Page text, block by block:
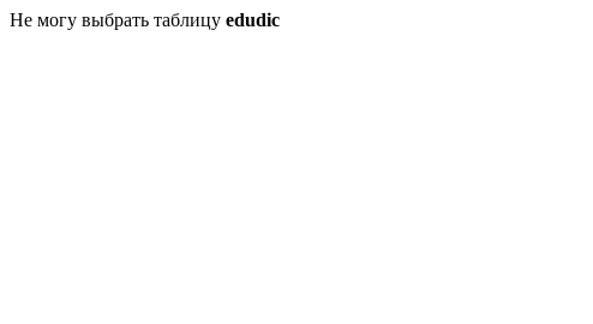
Не могу выбрать таблицу edudic